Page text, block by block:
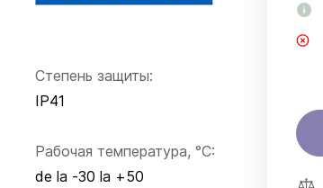
Степень защиты:
IP41
Рабочая температура, °C:
de la -30 la +50